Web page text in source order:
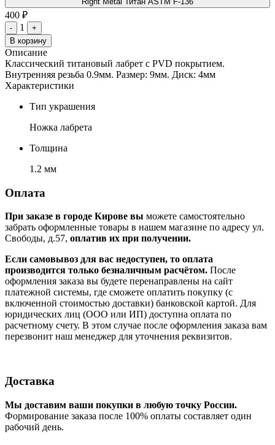
400 ₽
- 1
+
В корзину
Описание
Классический титановый лабрет с PVD покрытием.
Внутренняя резьба 0.9мм. Размер: 9мм. Диск: 4мм
Характеристики
Тип украшения
Ножка лабрета
Толщина
1.2 мм
Оплата
При заказе в городе Кирове вы можете самостоятельно
забрать оформленные товары в нашем магазине по адресу ул.
Свободы, д.57, оплатив их при получении.
Если самовывоз для вас недоступен, то оплата
производится только безналичным расчётом. После
оформления заказа вы будете перенаправлены на сайт
платежной системы, где сможете оплатить покупку (с
включенной стоимостью доставки) банковской картой. Для
юридических лиц (ООО или ИП) доступна оплата по
расчетному счету. В этом случае после оформления заказа вам
перезвонит наш менеджер для уточнения реквизитов.
Доставка
Мы доставим ваши покупки в любую точку России.
Формирование заказа после 100% оплаты составляет один
рабочий день.